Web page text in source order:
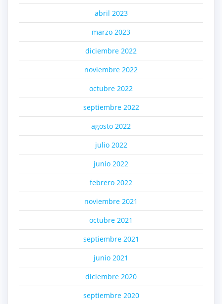
abril 2023
marzo 2023
diciembre 2022
noviembre 2022
octubre 2022
septiembre 2022
agosto 2022
julio 2022
junio 2022
febrero 2022
noviembre 2021
octubre 2021
septiembre 2021
junio 2021
diciembre 2020
septiembre 2020